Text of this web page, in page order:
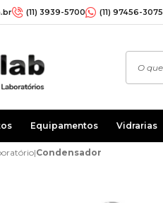
(11) 3939-5700 (11) 97456-3075
Equipamentos Vidrarias
|Condensador